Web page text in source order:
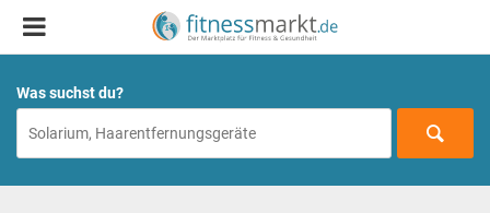
Was suchst du?